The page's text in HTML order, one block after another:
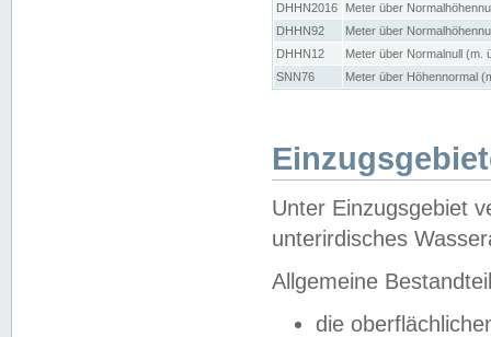
DHHN2016
Meter über
DHHN92
Meter über
DHHN12
Meter über Normalnull (m.
SNN76
Meter über Höhennormal
Unter Einzugsgebiet
unterirdisches
Allgemeine
die